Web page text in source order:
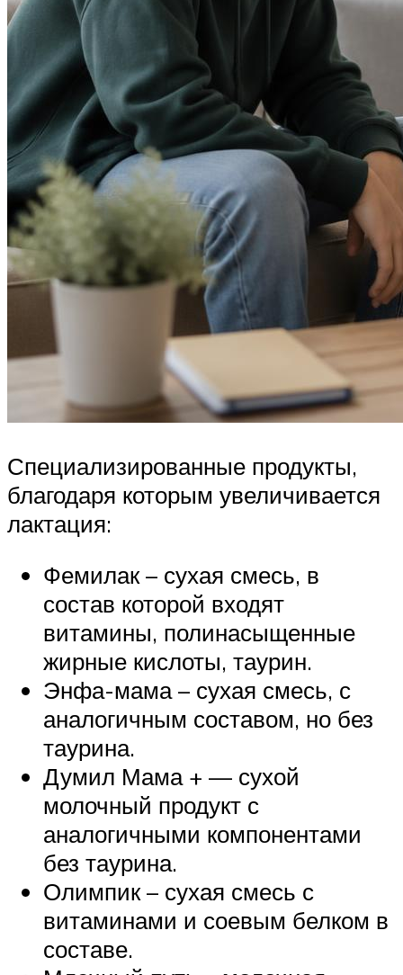
Специализированные продукты,
благодаря которым увеличивается
лактация:
Фемилак – сухая смесь, в
состав которой входят
витамины, полинасыщенные
жирные кислоты, таурин.
Энфа-мама – сухая смесь, с
аналогичным составом, но без
таурина.
Думил Мама + — сухой
молочный продукт с
аналогичными компонентами
без таурина.
Олимпик – сухая смесь с
витаминами и соевым белком в
составе.